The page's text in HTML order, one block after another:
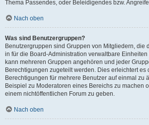
Thema Passendes, oder Beleidigendes bzw.
Nach oben
Was sind Benutzergruppen?
Benutzergruppen sind Gruppen von Mitgliedern, die
in für die Board-Administration verwaltbare Einheiten
kann mehreren Gruppen angehören und jeder
Berechtigungen zugeteilt werden. Dies erleichtert es
Berechtigungen für mehrere Benutzer auf einmal zu
Beispiel zu Moderatoren eines Bereichs zu machen
einem nichtöffentlichen Forum zu geben.
Nach oben